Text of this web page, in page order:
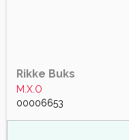
Rikke Buks
M.X.O
00006653